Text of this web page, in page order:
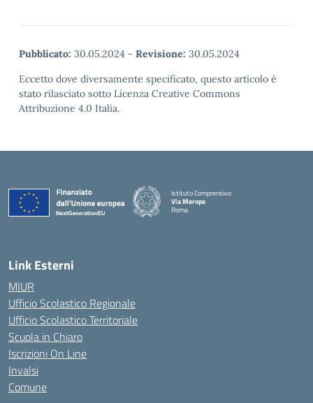
Pubblicato: 30.05.2024 - Revisione: 30.05.2024
Eccetto dove diversamente specificato, questo articolo è
stato rilasciato sotto Licenza Creative Commons
Attribuzione 4.0 Italia.
Istituto Comprensivo
Via Merope
Roma
Link Esterni
MIUR
Ufficio Scolastico Regionale
Ufficio Scolastico Territoriale
Scuola in Chiaro
Iscrizioni On Line
Invalsi
Comune